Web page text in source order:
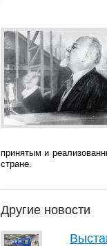
принятым и
стране.
Другие новости